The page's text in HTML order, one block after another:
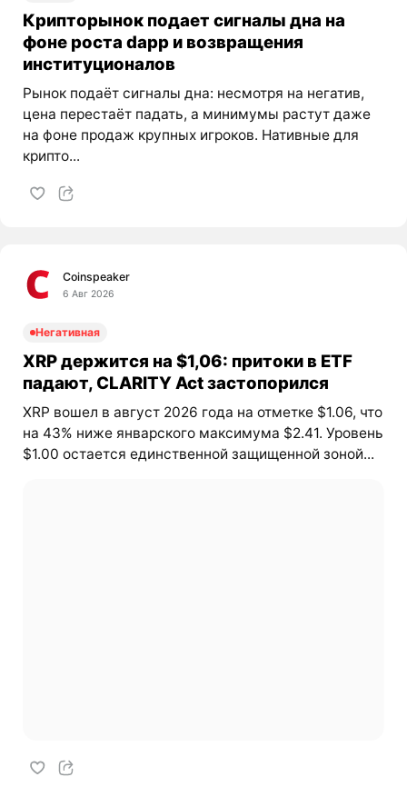
Крипторынок подает сигналы дна на
фоне роста dapp и возвращения
институционалов
Рынок подаёт сигналы дна: несмотря на негатив,
цена перестаёт падать, а минимумы растут даже
на фоне продаж крупных игроков. Нативные для
крипто...
Coinspeaker
6 Авг 2026
Негативная
XRP держится на $1,06: притоки в ETF
падают, CLARITY Act застопорился
XRP вошел в август 2026 года на отметке $1.06, что
на 43% ниже январского максимума $2.41. Уровень
$1.00 остается единственной защищенной зоной...